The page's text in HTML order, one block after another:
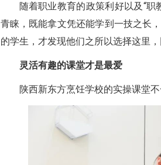
随着职业教育的政策利好以及“
青睐，既能拿文凭还能学到一技之长
的学生，才发现他们之所以选择这里
灵活有趣的课堂才是最爱
陕西新东方烹饪学校的实操课堂